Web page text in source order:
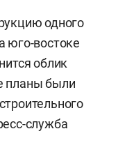
одного
юго-востоке
облик
планы были
служба